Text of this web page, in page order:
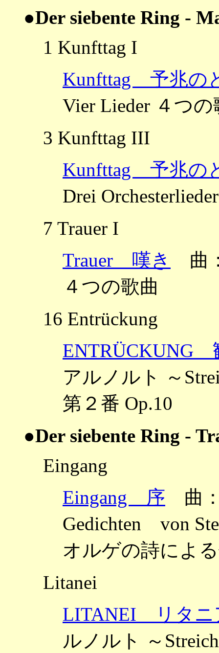
●Der siebente Ring -
1 Kunfttag I
Kunfttag 予兆の
Vier Lieder ４つの
3 Kunfttag III
Kunfttag 予兆の
Drei
7 Trauer I
Trauer 嘆き
曲
４つの歌曲
16 Entrückung
ENTRÜCKUNG
アルノルト ～
第２番 Op.10
●Der siebente Ring -
Eingang
Eingang 序 曲：
Gedichten von
オルゲの詩によ
Litanei
LITANEI リタニ
ルノルト ～